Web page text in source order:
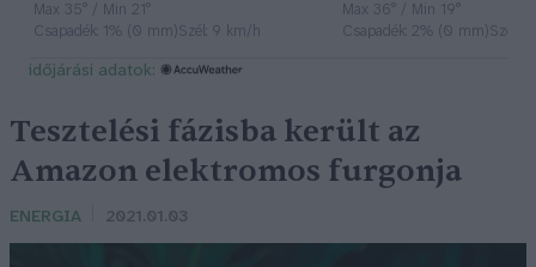
Max 35° / Min 21°
Csapadék: 1% (0 mm)Szél: 9 km/h
Max 36° / Min 19°
Csapadék: 2% (0 mm)Szél:
időjárási adatok:
Tesztelési fázisba került az
Amazon elektromos furgonja
ENERGIA 2021.01.03